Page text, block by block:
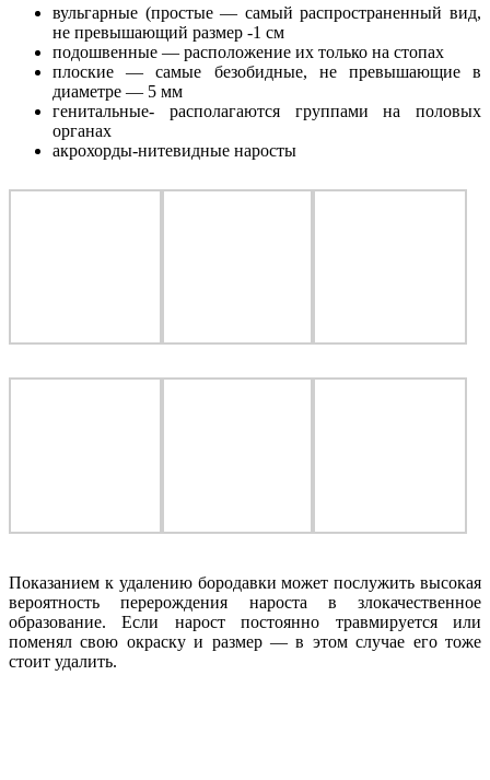
вульгарные (простые — самый распространенный вид,
не превышающий размер -1 см
подошвенные — расположение их только на стопах
плоские — самые безобидные, не превышающие в
диаметре — 5 мм
генитальные- располагаются группами на половых
органах
акрохорды-нитевидные наросты
Показанием к удалению бородавки может послужить высокая
вероятность перерождения нароста в злокачественное
образование. Если нарост постоянно травмируется или
поменял свою окраску и размер — в этом случае его тоже
стоит удалить.